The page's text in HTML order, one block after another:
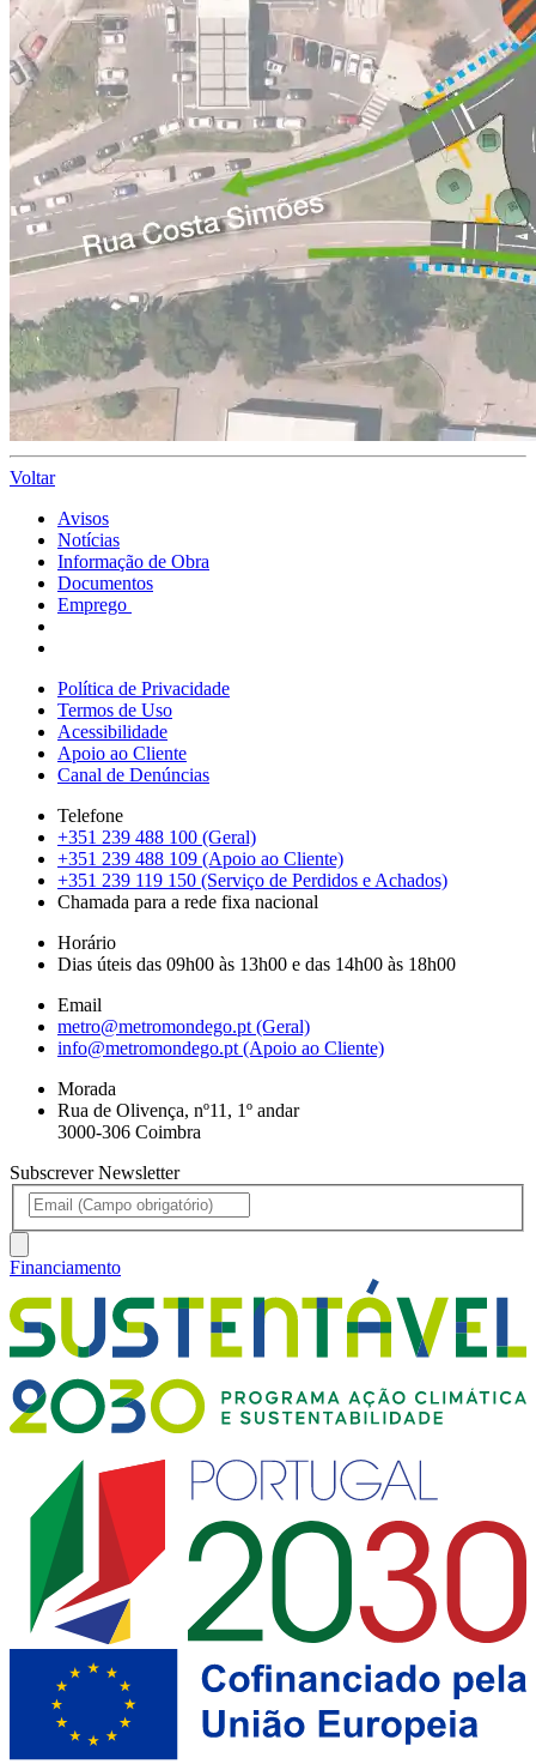
Voltar
Avisos
Notícias
Informação de Obra
Documentos
Emprego
Política de Privacidade
Termos de Uso
Acessibilidade
Apoio ao Cliente
Canal de Denúncias
Telefone
+351 239 488 100 (Geral)
+351 239 488 109 (Apoio ao Cliente)
+351 239 119 150 (Serviço de Perdidos e Achados)
Chamada para a rede fixa nacional
Horário
Dias úteis das 09h00 às 13h00 e das 14h00 às 18h00
Email
metro@metromondego.pt (Geral)
info@metromondego.pt (Apoio ao Cliente)
Morada
Rua de Olivença, nº11, 1º andar
3000-306 Coimbra
Subscrever Newsletter
Financiamento